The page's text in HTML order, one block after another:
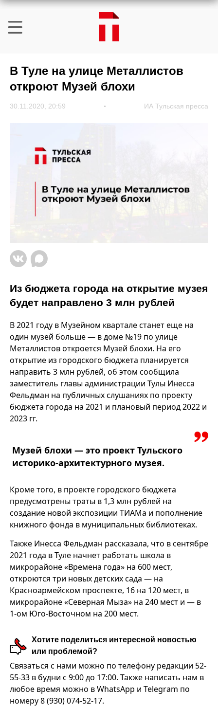
В Туле на улице Металлистов
откроют Музей блохи
30.11.2020, 20:59 ИА Тульская пресса
Из бюджета города на открытие музея
будет направлено 3 млн рублей
В 2021 году в Музейном квартале станет еще на
один музей больше — в доме №19 по улице
Металлистов откроется Музей блохи. На его
открытие из городского бюджета планируется
направить 3 млн рублей, об этом сообщила
заместитель главы администрации Тулы Инесса
Фельдман на публичных слушаниях по проекту
бюджета города на 2021 и плановый период 2022 и
2023 гг.
Музей блохи — это проект Тульского
историко-архитектурного музея.
Кроме того, в проекте городского бюджета
предусмотрены траты в 1,3 млн рублей на
создание новой экспозиции ТИАМа и пополнение
книжного фонда в муниципальных библиотеках.
Также Инесса Фельдман рассказала, что в сентябре
2021 года в Туле начнет работать школа в
микрорайоне «Времена года» на 600 мест,
откроются три новых детских сада — на
Красноармейском проспекте, 16 на 120 мест, в
микрорайоне «Северная Мыза» на 240 мест и — в
1-ом Юго-Восточном на 200 мест.
Хотите поделиться интересной новостью
или проблемой?
Связаться с нами можно по телефону редакции 52-
55-33 в будни с 9:00 до 17:00. Также написать нам в
любое время можно в WhatsApp и Telegram по
номеру 8 (930) 074-52-17.